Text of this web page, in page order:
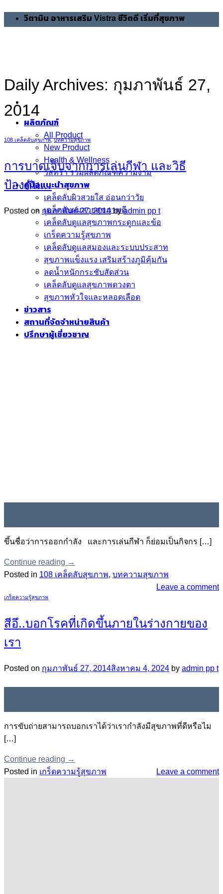
วิตามิน อาหารเสริม Vistra ชีวิตดี เริ่มที่สุขภาพ
ผลิตภัณฑ์
All Product
New Product
Health & Wellness
วิสทร้า รวมผลิตภัณฑ์ความงาม
คู่มือแนะนำสุขภาพ
เคล็ดลับผิวสวยใส อ่อนกว่าวัย
เคล็ดลับผมสวยสุขภาพดี
เคล็ดลับดูแลสุขภาพกระดูกและข้อ
เกร็ดความรู้สุขภาพ
เคล็ดลับดูแลสมองและระบบประสาท
สุขภาพแข็งแรง เสริมสร้างภูมิคุ้มกัน
ลดน้ำหนักกระชับสัดส่วน
เคล็ดลับดูแลสุขภาพดวงตา
สุขภาพหัวใจและหลอดเลือด
ข่าวสาร
สถานที่จัดจำหน่ายสินค้า
ปรึกษาผู้เชี่ยวชาญ
Daily Archives: กุมภาพันธ์ 27,
2014
108 เคล็ดลับสุขภาพ,บทความสุขภาพ
การบาดเจ็บจากการเล่นกีฬา และวิธี
ป้องกัน…
Posted on กุมภาพันธ์ 27, 2014byadmin pp t
ขึ้นชื่อว่าการออกกำลัง และการเล่นกีฬา ก็ย่อมเป็นกิจกร […]
Continue reading →
Posted in 108 เคล็ดลับสุขภาพ, บทความสุขภาพ
Leave a comment
เกร็ดความรู้สุขภาพ
สีอึ..บอกโรคที่เกิดขึ้นภายในร่างกายของ
เรา
Posted on กุมภาพันธ์ 27, 2014สิงหาคม 4, 2024 by admin pp t
การขับถ่ายสามารถบอกเราได้ว่าเรากำลังมีสุขภาพที่ดีหรือไม
[…]
Continue reading →
Posted in เกร็ดความรู้สุขภาพ Leave a comment